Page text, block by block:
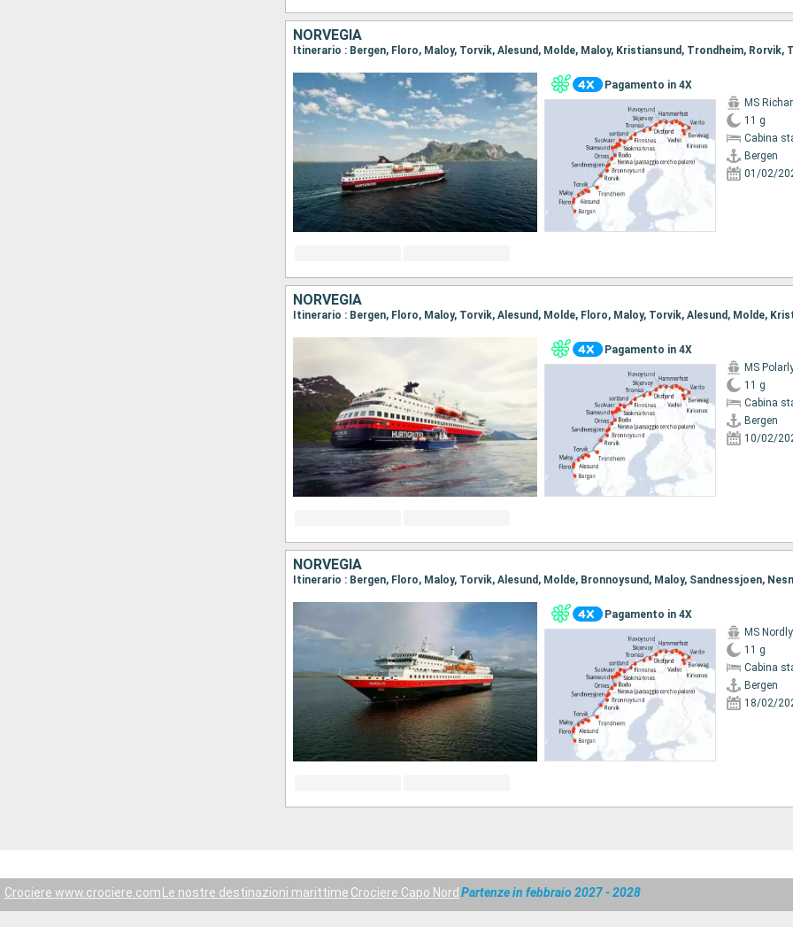
NORVEGIA
Pagamento in 4X
MS
11 g
Cabina
Bergen
01/02/
NORVEGIA
Pagamento in 4X
MS
11 g
Cabina
Bergen
10/02/
NORVEGIA
Pagamento in 4X
MS
11 g
Cabina
Bergen
18/02/
Crociere www.crociere.com Le nostre destinazioni marittime Crociere Capo Nord Partenze in febbraio 2027 - 2028